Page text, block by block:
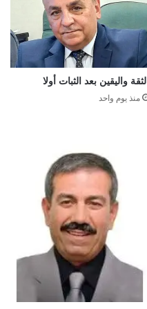
الثقة واليقين بعد الثبات أولا
منذ يوم واحد